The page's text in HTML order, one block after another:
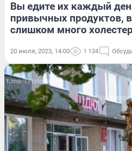
Вы едите их каждый
привычных продуктов,
слишком много
20 июля, 2023, 14:00 1 134